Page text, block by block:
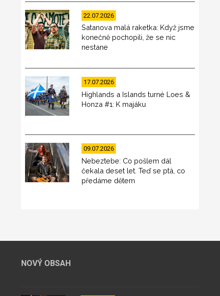
22.07.2026
Satanova malá raketka: Když jsme
konečně pochopili, že se nic
nestane
17.07.2026
Highlands a Islands turné Loes &
Honza #1: K majáku
09.07.2026
Nebeztebe: Co pošlem dál
čekala deset let. Teď se ptá, co
předáme dětem
NOVÝ OBSAH